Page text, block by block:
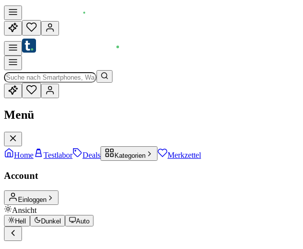
Menü
Home Testlabor Deals Kategorien Merkzettel
Account
Einloggen
Ansicht
Hell Dunkel Auto